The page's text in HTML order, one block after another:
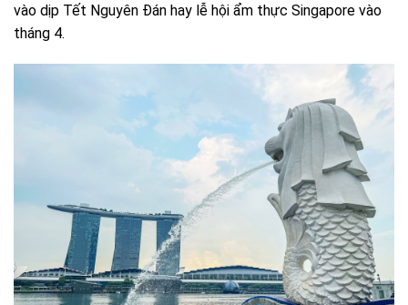
vào dịp Tết Nguyên Đán hay lễ hội ẩm thực Singapore vào
tháng 4.